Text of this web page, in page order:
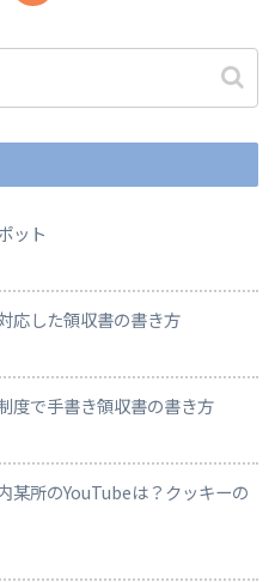
ット
応した領収書の書き方
度で手書き領収書の書き方
某所のYouTubeは？クッキーの